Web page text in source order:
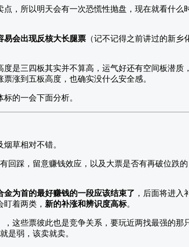
，所以明天会有一次恐慌性抛盘，现在就看什么
易会出现反核大长腿票 （记不记得之前讲过的新
是三四板其实并不算高，运气好还有空间板潜质
涨到五板高度，也确实没什么安全感。
的一会下面分析。
草相对不错。
回踩，留意赚钱效应，以及大票是否有再破位跌的
为首的最好赚钱的一段应该结束了 ，后面将进入
着两类， 新的补涨和辨识度高标。
这些票彼此也是竞争关系，要玩近两找最强的那
是弱，该卖就卖。